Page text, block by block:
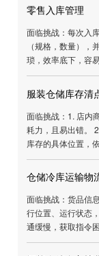
零售入库管理
面临挑战：每
琐，效率底下，
服装仓储库
面临挑战：1.